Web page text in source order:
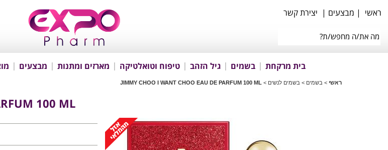
ראשי | מבצעים | יצירת קשר
בית מרקחת בשמים גיל הזהב טיפוח וטואלטיקה מארזים ומתנות מבצעים
ראשי > בשמים > בשמים לנשים >
JIMMY CHOO I WANT CHOO EAU DE PARFUM 100 ML
100 ML